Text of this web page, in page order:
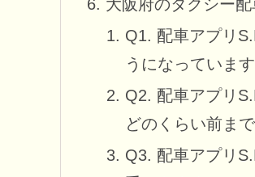
大阪府のタクシー
Q1. 配車アプリ
うになっていま
Q2. 配車アプリ
どのくらい前ま
Q3. 配車アプリ